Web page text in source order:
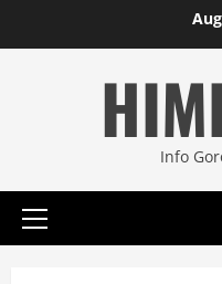
to
Info
Primary